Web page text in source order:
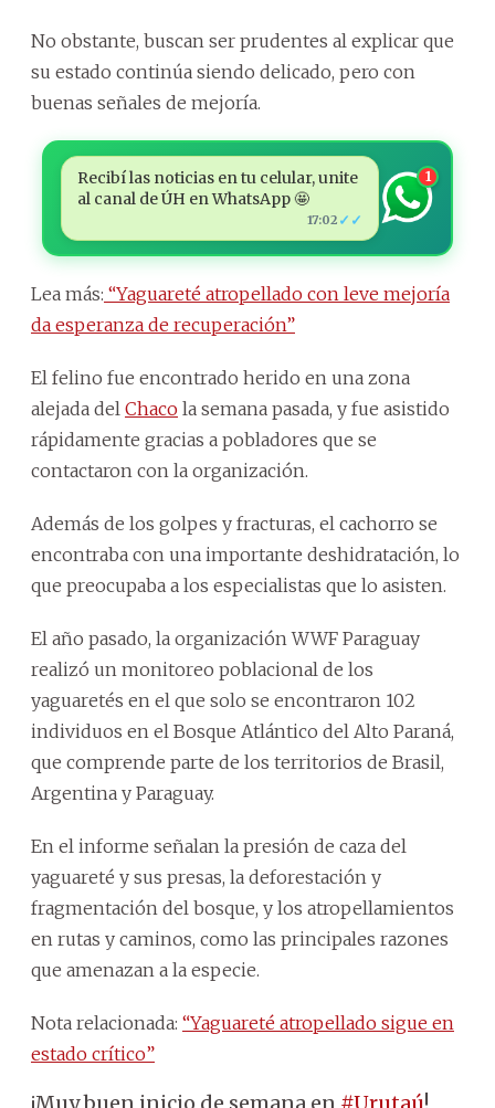
No obstante, buscan ser prudentes al explicar que
su estado continúa siendo delicado, pero con
buenas señales de mejoría.
Recibí las noticias en tu celular, unite
al canal de ÚH en WhatsApp 🤩
17:02 ✓✓
1
Lea más: “Yaguareté atropellado con leve mejoría
da esperanza de recuperación”
El felino fue encontrado herido en una zona
alejada del Chaco la semana pasada, y fue asistido
rápidamente gracias a pobladores que se
contactaron con la organización.
Además de los golpes y fracturas, el cachorro se
encontraba con una importante deshidratación, lo
que preocupaba a los especialistas que lo asisten.
El año pasado, la organización WWF Paraguay
realizó un monitoreo poblacional de los
yaguaretés en el que solo se encontraron 102
individuos en el Bosque Atlántico del Alto Paraná,
que comprende parte de los territorios de Brasil,
Argentina y Paraguay.
En el informe señalan la presión de caza del
yaguareté y sus presas, la deforestación y
fragmentación del bosque, y los atropellamientos
en rutas y caminos, como las principales razones
que amenazan a la especie.
Nota relacionada: “Yaguareté atropellado sigue en
estado crítico”
¡Muy buen inicio de semana en #Urutaú!